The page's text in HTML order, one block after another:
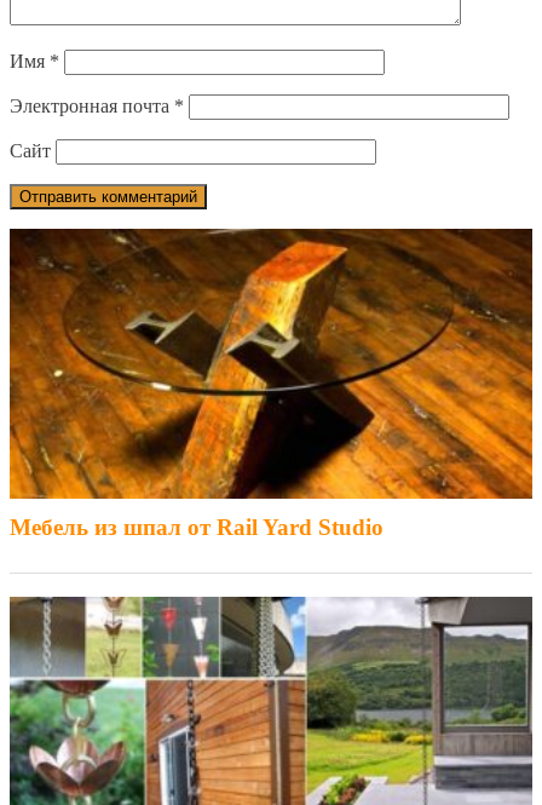
Имя *
Электронная почта *
Сайт
Мебель из шпал от Rail Yard Studio